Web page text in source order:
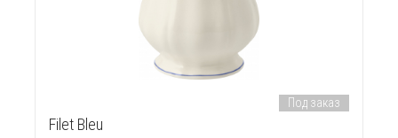
Filet Bleu
Под заказ